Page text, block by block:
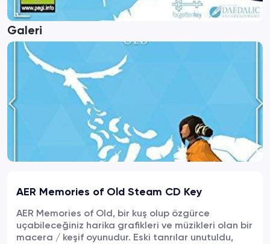
Galeri
AER Memories of Old Steam CD Key
AER Memories of Old, bir kuş olup özgürce
uçabileceğiniz harika grafikleri ve müzikleri olan bir
macera / keşif oyunudur. Eski tanrılar unutuldu,